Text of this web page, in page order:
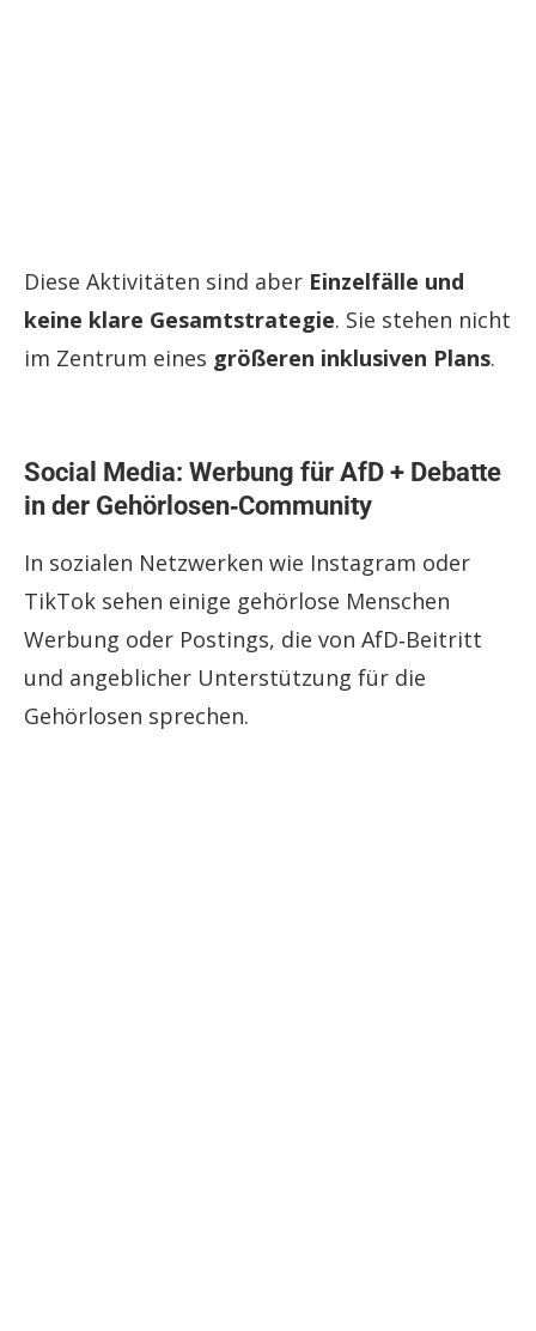
Diese Aktivitäten sind aber Einzelfälle und
keine klare Gesamtstrategie. Sie stehen nicht
im Zentrum eines größeren inklusiven Plans.
Social Media: Werbung für AfD + Debatte
in der Gehörlosen‑Community
In sozialen Netzwerken wie Instagram oder
TikTok sehen einige gehörlose Menschen
Werbung oder Postings, die von AfD‑Beitritt
und angeblicher Unterstützung für die
Gehörlosen sprechen.